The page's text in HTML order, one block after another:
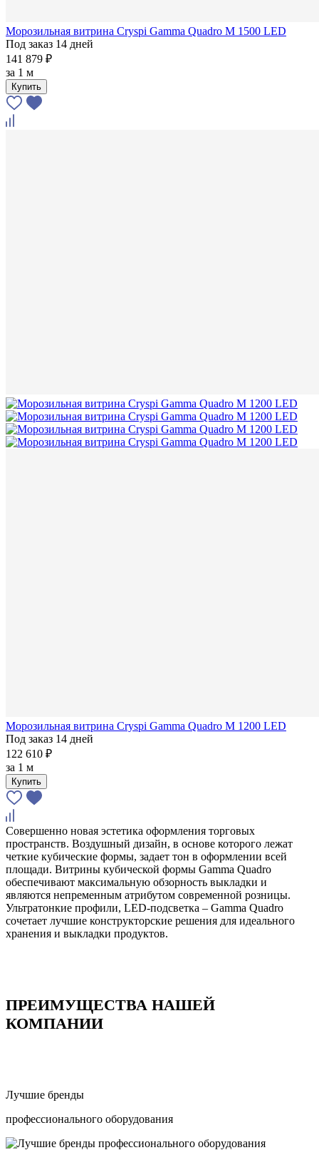
Морозильная витрина Cryspi Gamma Quadro М 1500 LED
Под заказ 14 дней
141 879 ₽
за 1 м
Купить
Морозильная витрина Cryspi Gamma Quadro М 1200 LED
Под заказ 14 дней
122 610 ₽
за 1 м
Купить
Совершенно новая эстетика оформления торговых
пространств. Воздушный дизайн, в основе которого лежат
четкие кубические формы, задает тон в оформлении всей
площади. Витрины кубической формы Gamma Quadro
обеспечивают максимальную обзорность выкладки и
являются непременным атрибутом современной розницы.
Ультратонкие профили, LED-подсветка – Gamma Quadro
сочетает лучшие конструкторские решения для идеального
хранения и выкладки продуктов.
ПРЕИМУЩЕСТВА НАШЕЙ
КОМПАНИИ
Лучшие бренды
профессионального оборудования